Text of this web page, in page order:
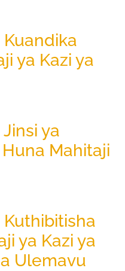
ya Kazi ya
ya
Mahitaji
Kuthibitisha
ya Kazi ya
Ulemavu